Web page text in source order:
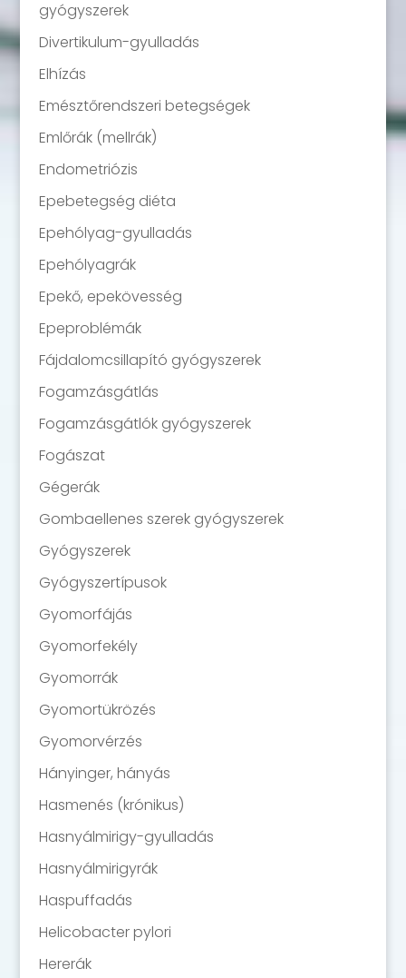
gyógyszerek
Divertikulum-gyulladás
Elhízás
Emésztőrendszeri betegségek
Emlőrák (mellrák)
Endometriózis
Epebetegség diéta
Epehólyag-gyulladás
Epehólyagrák
Epekő, epekövesség
Epeproblémák
Fájdalomcsillapító gyógyszerek
Fogamzásgátlás
Fogamzásgátlók gyógyszerek
Fogászat
Gégerák
Gombaellenes szerek gyógyszerek
Gyógyszerek
Gyógyszertípusok
Gyomorfájás
Gyomorfekély
Gyomorrák
Gyomortükrözés
Gyomorvérzés
Hányinger, hányás
Hasmenés (krónikus)
Hasnyálmirigy-gyulladás
Hasnyálmirigyrák
Haspuffadás
Helicobacter pylori
Hererák